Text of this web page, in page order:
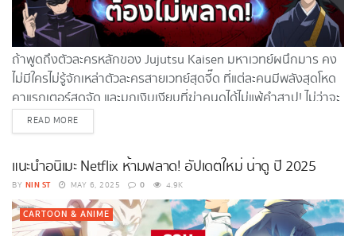
ถ้าพูดถึงตัวละครหลักของ Jujutsu Kaisen มหาเวทย์ผนึกมาร คง
ไม่มีใครไม่รู้จักเหล่าตัวละครสายเวทย์สุดจี๊ด ที่แต่ละคนมีพลังสุดโหด
คาแรกเตอร์สุดจัด และมุกเงิบเงียบที่ฆ่าคนดูได้ไม่แพ้คำสาป! ไม่ว่าจะ
เป็น ยูจิ อิตาโดริ เด็กหนุ่มพลังเกินร้อยที่กินนิ้วสุคุนะเข้าไป, โกโจ ซา
โตรุ ประวัติเป็นถึงอาจารย์หล่อขั้นสุดพลังเทพ, ยูตะ อคคทสึ Jujutsu
Kaisen คือใคร...
READ MOREDETAILS
แนะนำอนิเมะ Netflix ห้ามพลาด! อัปเดตใหม่ น่าดู ปี 2025
BY NIN ST MAY 6, 2025 0 4.9K
CARTOON & ANIME